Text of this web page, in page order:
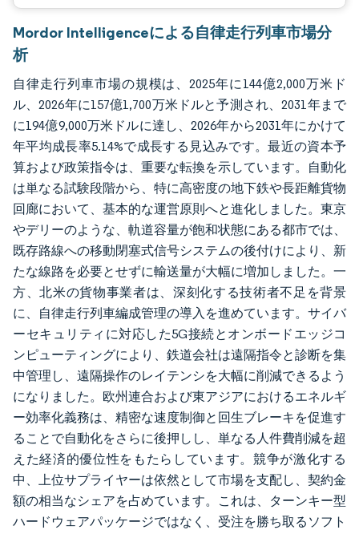
Mordor Intelligenceによる自律走行列車市場分
析
自律走行列車市場の規模は、2025年に144億2,000万米ド
ル、2026年に157億1,700万米ドルと予測され、2031年まで
に194億9,000万米ドルに達し、2026年から2031年にかけて
年平均成長率5.14%で成長する見込みです。最近の資本予
算および政策指令は、重要な転換を示しています。自動化
は単なる試験段階から、特に高密度の地下鉄や長距離貨物
回廊において、基本的な運営原則へと進化しました。東京
やデリーのような、軌道容量が飽和状態にある都市では、
既存路線への移動閉塞式信号システムの後付けにより、新
たな線路を必要とせずに輸送量が大幅に増加しました。一
方、北米の貨物事業者は、深刻化する技術者不足を背景
に、自律走行列車編成管理の導入を進めています。サイバ
ーセキュリティに対応した5G接続とオンボードエッジコ
ンピューティングにより、鉄道会社は遠隔指令と診断を集
中管理し、遠隔操作のレイテンシを大幅に削減できるよう
になりました。欧州連合および東アジアにおけるエネルギ
ー効率化義務は、精密な速度制御と回生ブレーキを促進す
ることで自動化をさらに後押しし、単なる人件費削減を超
えた経済的優位性をもたらしています。競争が激化する
中、上位サプライヤーは依然として市場を支配し、契約金
額の相当なシェアを占めています。これは、ターンキー型
ハードウェアパッケージではなく、受注を勝ち取るソフト